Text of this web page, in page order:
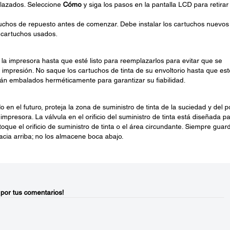
Seleccione Cómoy siga los pasos en la pantalla LCD para retirar
de repuesto antes de comenzar. Debe instalar los cartuchos nuevos
usados.
impresora hasta que esté listo para reemplazarlos para evitar que se
No saque los cartuchos de tinta de su envoltorio hasta que
embalados herméticamente para garantizar su fiabilidad.
en el futuro, proteja la zona de suministro de tinta de la suciedad y del
La válvula en el orificio del suministro de tinta está diseñada
el orificio de suministro de tinta o el área circundante. Siempre
arriba; no los almacene boca abajo.
por tus comentarios!